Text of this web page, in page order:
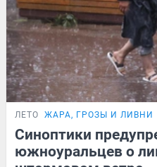
ЛЕТО ЖАРА, ГРОЗЫ И ЛИВНИ
Синоптики
южноуральцев о